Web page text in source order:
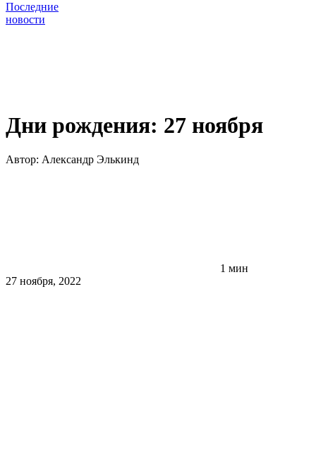
Последние
новости
Дни рождения: 27 ноября
Автор: Александр Элькинд
1 мин
27 ноября, 2022